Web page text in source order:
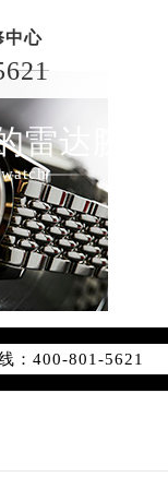
中心
雷达腕表
公告
：400-801-5621
座6层602室（需提